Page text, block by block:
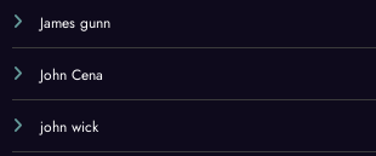
James gunn
John Cena
john wick